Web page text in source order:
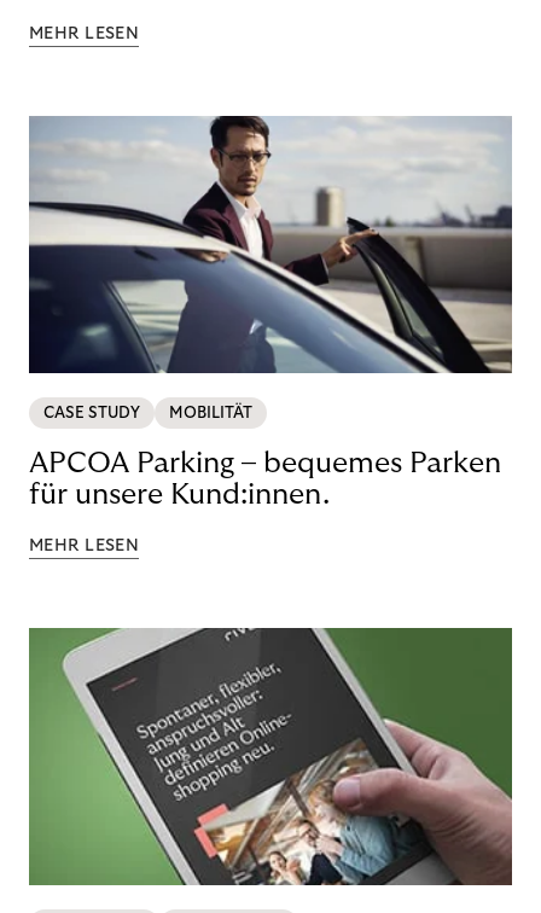
MEHR LESEN
CASE STUDY MOBILITÄT
APCOA Parking – bequemes Parken
für unsere Kund:innen.
MEHR LESEN